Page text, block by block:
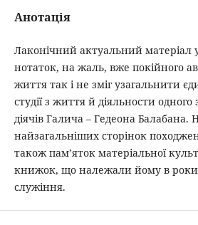
Анотація
Лаконічний актуальний матеріал
нотаток, на жаль, вже покійного
життя так і не зміг узагальнити
студії з життя й діяльности
діячів Галича – Гедеона Балабана.
найзагальніших сторінок
також пам’яток матеріальної
книжок, що належали йому в роки
служіння.